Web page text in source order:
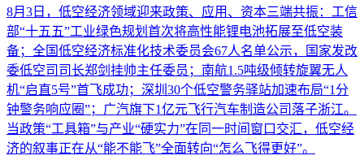
8月3日，低空经济领域迎来政策、应用、资本三端共振：工信
部“十五五”工业绿色规划首次将高性能锂电池拓展至低空装
备；全国低空经济标准化技术委员会67人名单公示，国家发改
委低空司司长郑剑挂帅主任委员；南航1.5吨级倾转旋翼无人
机“启直5号”首飞成功；深圳30个低空警务驿站加速布局“1分
钟警务响应圈”；广汽旗下1亿元飞行汽车制造公司落子浙江。
当政策“工具箱”与产业“硬实力”在同一时间窗口交汇，低空经
济的叙事正在从“能不能飞”全面转向“怎么飞得更好”。